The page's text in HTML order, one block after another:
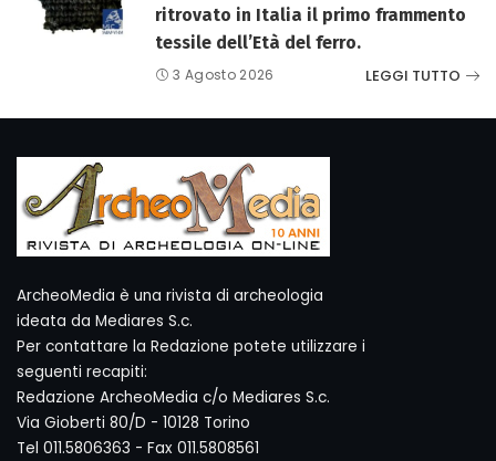
ritrovato in Italia il primo frammento
tessile dell’Età del ferro.
3 Agosto 2026 LEGGI TUTTO
ArcheoMedia è una rivista di archeologia
ideata da Mediares S.c.
Per contattare la Redazione potete utilizzare i
seguenti recapiti:
Redazione ArcheoMedia c/o Mediares S.c.
Via Gioberti 80/D - 10128 Torino
Tel 011.5806363 - Fax 011.5808561